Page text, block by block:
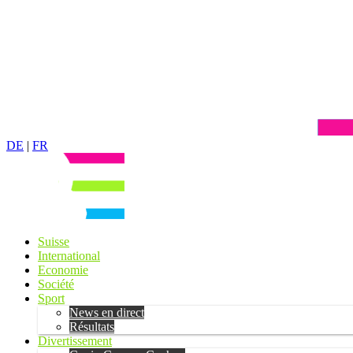
DE | FR
Suisse
International
Economie
Société
Sport
News en direct
Résultats
Divertissement